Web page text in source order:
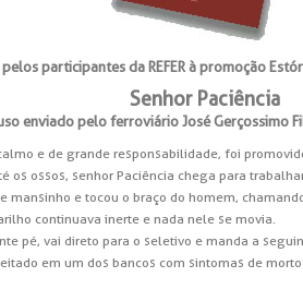
participantes da REFER à promoção
Senhor Paciência
enviado pelo ferroviário José Gerçossimo
e de grande responsabilidade, foi
os ossos, senhor Paciência chega para
mansinho e tocou o braço do homem,
continuava inerte e nada nele se movia.
pé, vai direto para o seletivo e manda a
em um dos bancos com sintomas de